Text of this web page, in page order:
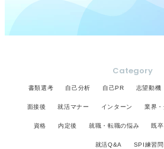
Category
書類選考 自己分析 自己PR 志望動機
面接後 就活マナー インターン 業界
資格 内定後 就職・転職の悩み 既卒
就活Q&A SPI練習問